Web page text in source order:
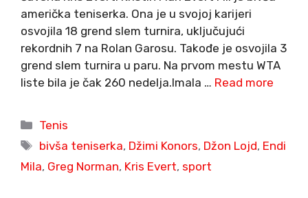
američka teniserka. Ona je u svojoj karijeri
osvojila 18 grend slem turnira, uključujući
rekordnih 7 na Rolan Garosu. Takođe je osvojila 3
grend slem turnira u paru. Na prvom mestu WTA
liste bila je čak 260 nedelja.Imala … Read more
Categories
Tenis
Tags
bivša teniserka, Džimi Konors, Džon Lojd, Endi
Mila, Greg Norman, Kris Evert, sport